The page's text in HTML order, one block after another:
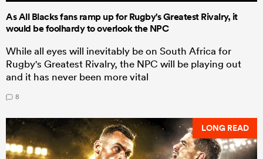
As All Blacks fans ramp up for Rugby's Greatest Rivalry, it
would be foolhardy to overlook the NPC
While all eyes will inevitably be on South Africa for
Rugby's Greatest Rivalry, the NPC will be playing out
and it has never been more vital
8
LONG READ